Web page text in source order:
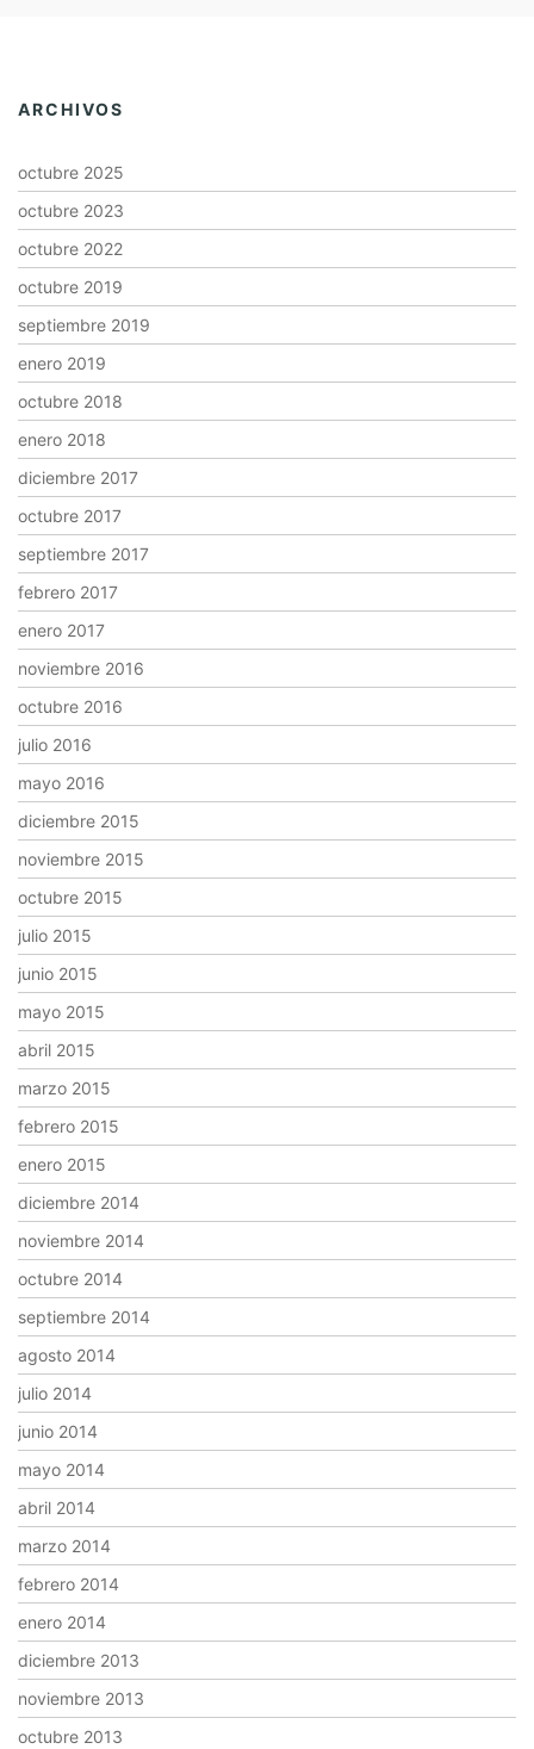
ARCHIVOS
octubre 2025
octubre 2023
octubre 2022
octubre 2019
septiembre 2019
enero 2019
octubre 2018
enero 2018
diciembre 2017
octubre 2017
septiembre 2017
febrero 2017
enero 2017
noviembre 2016
octubre 2016
julio 2016
mayo 2016
diciembre 2015
noviembre 2015
octubre 2015
julio 2015
junio 2015
mayo 2015
abril 2015
marzo 2015
febrero 2015
enero 2015
diciembre 2014
noviembre 2014
octubre 2014
septiembre 2014
agosto 2014
julio 2014
junio 2014
mayo 2014
abril 2014
marzo 2014
febrero 2014
enero 2014
diciembre 2013
noviembre 2013
octubre 2013